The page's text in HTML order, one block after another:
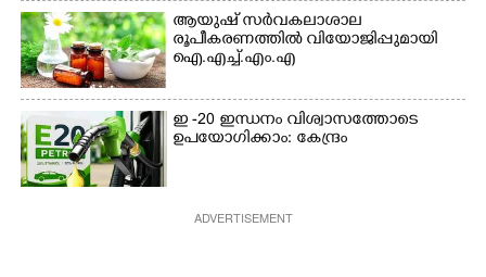
ആയുഷ് സർവകലാശാല
രൂപീകരണത്തിൽ വിയോജിപ്പുമായി
ഐ.എച്ച്.എം.എ
ഇ -20 ഇന്ധനം വിശ്വാസത്തോടെ
ഉപയോഗിക്കാം: കേന്ദ്രം
ADVERTISEMENT